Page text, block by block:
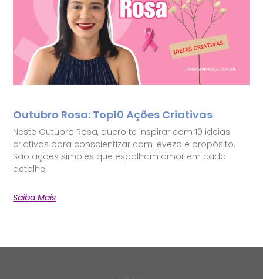
Outubro Rosa: Top10 Ações Criativas
Neste Outubro Rosa, quero te inspirar com 10 ideias
criativas para conscientizar com leveza e propósito.
São ações simples que espalham amor em cada
detalhe.
Saiba Mais